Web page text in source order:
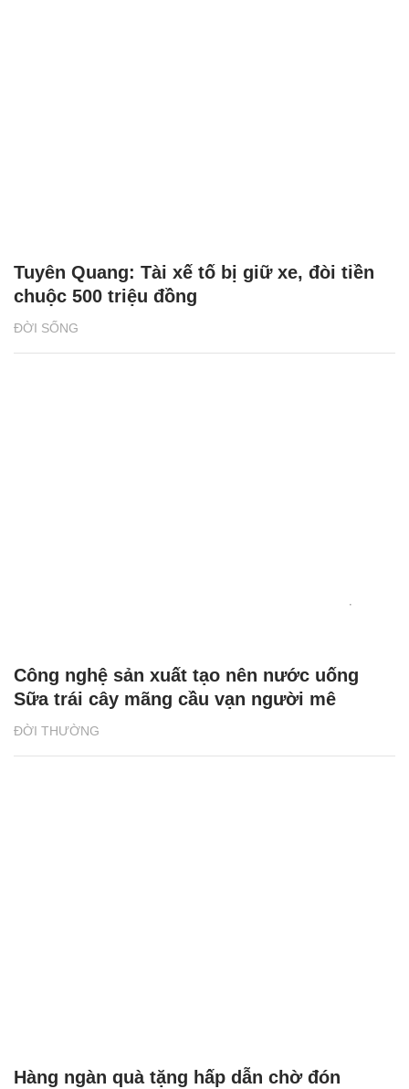
ĐỜI SỐNG
Tuyên Quang: Tài xế tố bị giữ xe, đòi tiền
chuộc 500 triệu đồng
ĐỜI THƯỜNG
Công nghệ sản xuất tạo nên nước uống
Sữa trái cây mãng cầu vạn người mê
Hàng ngàn quà tặng hấp dẫn chờ đón